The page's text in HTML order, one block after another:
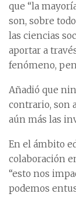
que “la
son, sobre
las ciencias
aportar a
fenómeno,
Añadió que
contrario, son
aún más las
En el ámbito
colaboración
“esto nos
podemos